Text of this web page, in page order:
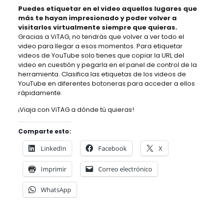
Puedes etiquetar en el video aquellos lugares que
más te hayan impresionado y poder volver a
visitarlos virtualmente siempre que quieras.
Gracias a ViTAG, no tendrás que volver a ver todo el
video para llegar a esos momentos. Para etiquetar
videos de YouTube solo tienes que copiar la URL del
video en cuestión y pegarla en el panel de control de la
herramienta. Clasifica las etiquetas de los videos de
YouTube en diferentes botoneras para acceder a ellos
rápidamente.
¡Viaja con ViTAG a dónde tú quieras!
Comparte esto:
LinkedIn Facebook X
Imprimir Correo electrónico
WhatsApp